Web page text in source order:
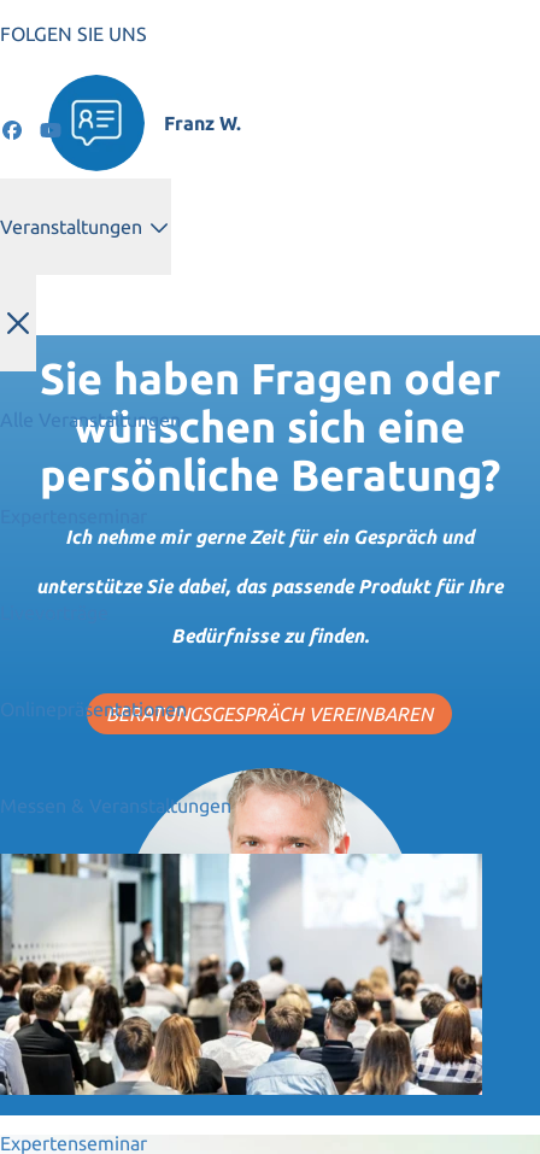
FOLGEN SIE UNS
Veranstaltungen
Alle Veranstaltungen
Onlinepräsentationen
Messen & Veranstaltungen
Expertenseminar
Franz W.
Sie haben Fragen oder
wünschen sich eine
persönliche Beratung?
Ich nehme mir gerne Zeit für ein Gespräch und
unterstütze Sie dabei, das passende Produkt für Ihre
Bedürfnisse zu finden.
BERATUNGSGESPRÄCH VEREINBAREN
HELMUT STEINBACHER